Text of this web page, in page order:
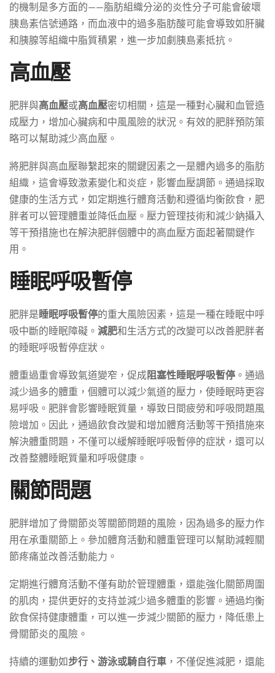
的機制是多方面的——脂肪組織分泌的炎性分子可能會破壞
胰島素信號通路，而血液中的過多脂肪酸可能會導致如肝臟
和胰腺等組織中脂質積累，進一步加劇胰島素抵抗。
高血壓
肥胖與高血壓或高血壓密切相關，這是一種對心臟和血管造
成壓力，增加心臟病和中風風險的狀況。有效的肥胖預防策
略可以幫助減少高血壓。
將肥胖與高血壓聯繫起來的關鍵因素之一是體內過多的脂肪
組織，這會導致激素變化和炎症，影響血壓調節。通過採取
健康的生活方式，如定期進行體育活動和遵循均衡飲食，肥
胖者可以管理體重並降低血壓。壓力管理技術和減少鈉攝入
等干預措施也在解決肥胖個體中的高血壓方面起著關鍵作
用。
睡眠呼吸暫停
肥胖是睡眠呼吸暫停的重大風險因素，這是一種在睡眠中呼
吸中斷的睡眠障礙。 減肥和生活方式的改變可以改善肥胖者
的睡眠呼吸暫停症狀。
體重過重會導致氣道變窄，促成阻塞性睡眠呼吸暫停 。通過
減少過多的體重，個體可以減少氣道的壓力，使睡眠時更容
易呼吸。肥胖會影響睡眠質量，導致日間疲勞和呼吸問題風
險增加。因此，通過飲食改變和增加體育活動等干預措施來
解決體重問題，不僅可以緩解睡眠呼吸暫停的症狀，還可以
改善整體睡眠質量和呼吸健康。
關節問題
肥胖增加了骨關節炎等關節問題的風險，因為過多的壓力作
用在承重關節上。參加體育活動和體重管理可以幫助減輕關
節疼痛並改善活動能力。
定期進行體育活動不僅有助於管理體重，還能強化關節周圍
的肌肉，提供更好的支持並減少過多體重的影響。通過均衡
飲食保持健康體重，可以進一步減少關節的壓力，降低患上
骨關節炎的風險。
持續的運動如步行、游泳或騎自行車 ，不僅促進減肥，還能